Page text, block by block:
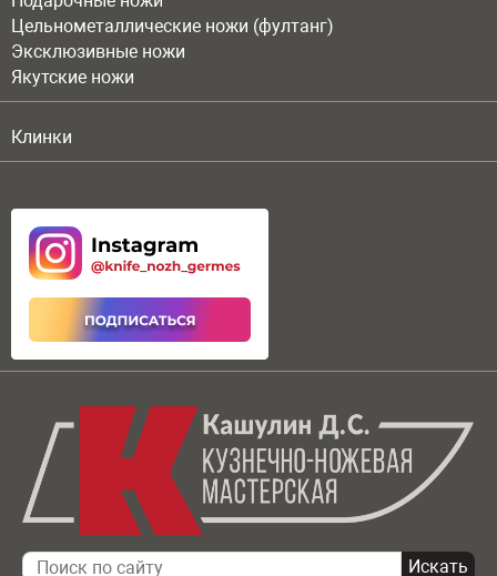
Цельнометаллические ножи (фултанг)
Эксклюзивные ножи
Якутские ножи
Клинки